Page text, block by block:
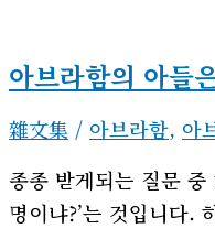
아브라함의 아들
雜文集 / 아브라함, 아
종종 받게되는 질문 중
명이냐?’는 것입니다.